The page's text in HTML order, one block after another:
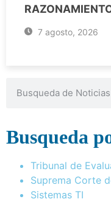
7 agosto, 2026
Busqueda
Tribunal de
Suprema Corte
Sistemas TI